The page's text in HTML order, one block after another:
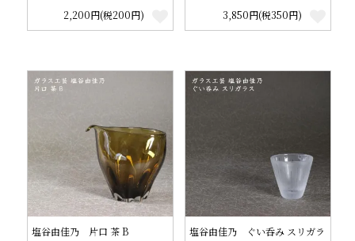
2,200円(税200円) 3,850円(税350円)
塩谷由佳乃 片口 茶 B
塩谷由佳乃 ぐい呑み スリガラ